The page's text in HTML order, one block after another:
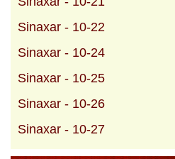
Sinaxar - 10-22
Sinaxar - 10-24
Sinaxar - 10-25
Sinaxar - 10-26
Sinaxar - 10-27